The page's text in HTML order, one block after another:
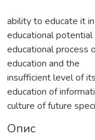
ability to educate it
educational
educational process
education and the
insufficient level of
education of
culture of future
Опис